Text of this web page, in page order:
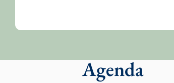
Agenda